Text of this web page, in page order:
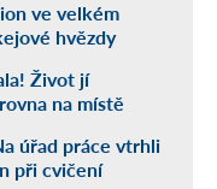
ve velkém
hvězdy
Život jí
na místě
úřad práce vtrhli
při cvičení